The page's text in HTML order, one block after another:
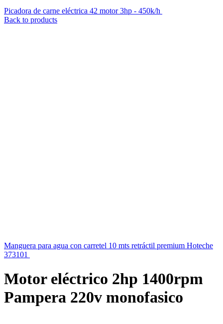
Picadora de carne eléctrica 42 motor 3hp - 450k/h
Back to products
Manguera para agua con carretel 10 mts retráctil premium Hoteche
373101
Motor eléctrico 2hp 1400rpm
Pampera 220v monofasico